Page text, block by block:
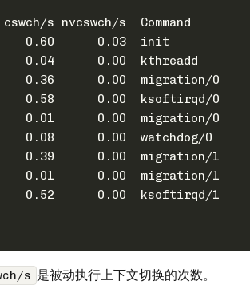
s nvcswch/s  Command
0.60      0.03  init
0.04      0.00  kthreadd
0.36      0.00  migration/0
0.58      0.00  ksoftirqd/0
0.01      0.00  migration/0
0.08      0.00  watchdog/0
0.39      0.00  migration/1
0.01      0.00  migration/1
0.52      0.00  ksoftirqd/1
s 是被动执行上下文切换的次数。